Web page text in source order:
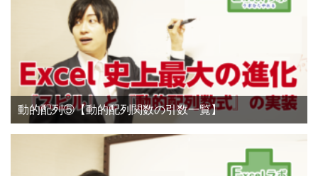
動的配列⑤【動的配列関数の引数一覧】